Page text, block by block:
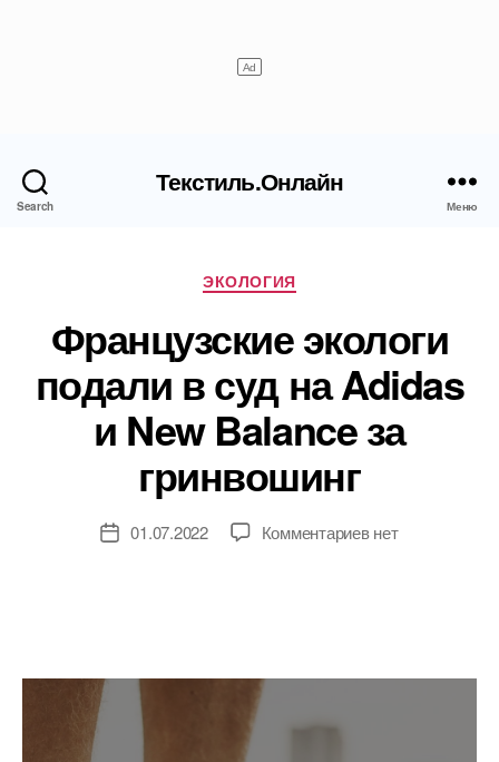
Search
Текстиль.Онлайн
Меню
Рубрики
ЭКОЛОГИЯ
Французские экологи
подали в суд на Adidas
и New Balance за
гринвошинг
Дата01.07.2022 Комментариевк
суд
нет